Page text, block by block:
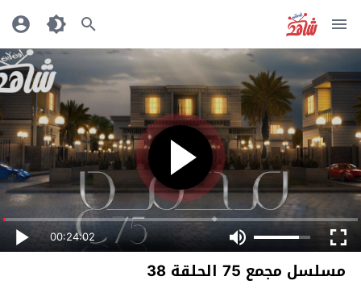
00:24:02
مسلسل مجمع 75 الحلقة 38